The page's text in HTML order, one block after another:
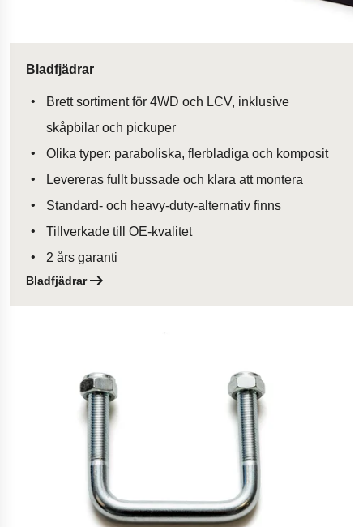
Bladfjädrar
Brett sortiment för 4WD och LCV, inklusive
skåpbilar och pickuper
Olika typer: paraboliska, flerbladiga och komposit
Levereras fullt bussade och klara att montera
Standard- och heavy-duty-alternativ finns
Tillverkade till OE-kvalitet
2 års garanti
Bladfjädrar
Öppnas i en ny flik